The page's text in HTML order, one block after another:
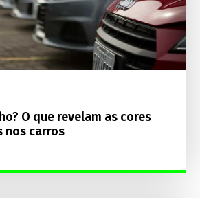
O que revelam as cores
nos carros